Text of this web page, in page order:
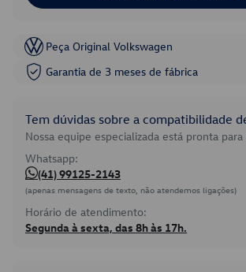
Peça Original Volkswagen
Garantia de 3 meses de fábrica
Tem dúvidas sobre a compatibilidade
Nossa equipe especializada está pronta para
Whatsapp:
(41) 99125-2143
(apenas mensagens de texto, não atendemos ligações)
Horário de atendimento:
Segunda à sexta, das 8h às 17h.